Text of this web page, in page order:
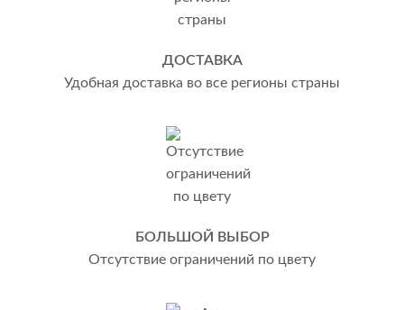
БОЛЬШОЙ ВЫБОР
Отсутствие ограничений по цвету
ДОСТАВКА
Удобная доставка во все регионы страны